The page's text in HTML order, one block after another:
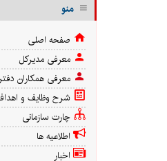
منو
صفحه اصلی
معرفی مدیركل
معرفی همکاران دفتر
شرح وظایف و
چارت سازمانی
اطلاعیه ها
اخبار